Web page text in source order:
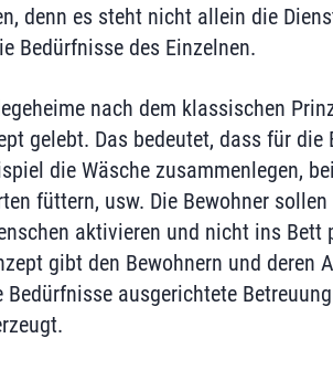
denn es steht nicht allein die
Bedürfnisse des Einzelnen.
nach dem klassischen
gelebt. Das bedeutet, dass für
die Wäsche zusammenlegen,
füttern, usw. Die Bewohner
aktivieren und nicht ins Bett
gibt den Bewohnern und deren
ausgerichtete